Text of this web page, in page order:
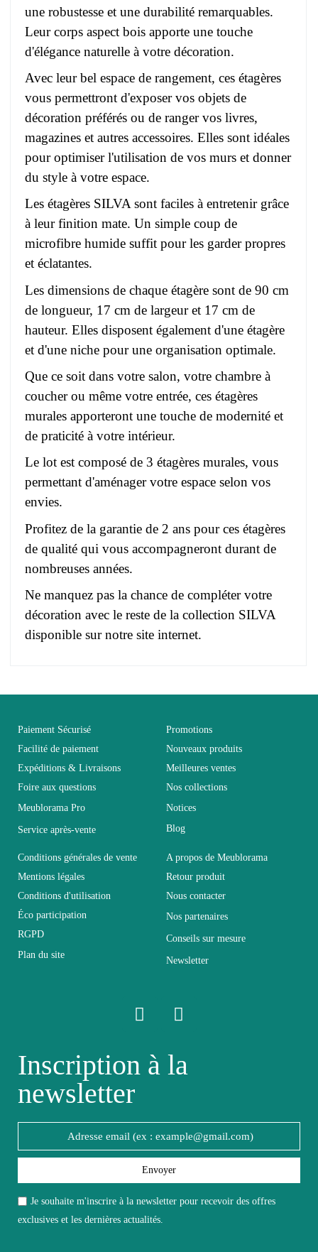
une robustesse et une durabilité remarquables.
Leur corps aspect bois apporte une touche
d'élégance naturelle à votre décoration.
Avec leur bel espace de rangement, ces étagères
vous permettront d'exposer vos objets de
décoration préférés ou de ranger vos livres,
magazines et autres accessoires. Elles sont idéales
pour optimiser l'utilisation de vos murs et donner
du style à votre espace.
Les étagères SILVA sont faciles à entretenir grâce
à leur finition mate. Un simple coup de
microfibre humide suffit pour les garder propres
et éclatantes.
Les dimensions de chaque étagère sont de 90 cm
de longueur, 17 cm de largeur et 17 cm de
hauteur. Elles disposent également d'une étagère
et d'une niche pour une organisation optimale.
Que ce soit dans votre salon, votre chambre à
coucher ou même votre entrée, ces étagères
murales apporteront une touche de modernité et
de praticité à votre intérieur.
Le lot est composé de 3 étagères murales, vous
permettant d'aménager votre espace selon vos
envies.
Profitez de la garantie de 2 ans pour ces étagères
de qualité qui vous accompagneront durant de
nombreuses années.
Ne manquez pas la chance de compléter votre
décoration avec le reste de la collection SILVA
disponible sur notre site internet.
Age Adulte et Enfant
Collection SILVA
Coloris Marron - Bois
Dimensions 90x17x17
Electrique Non électrique
Non Empilable
Garantie
17
Longueur 90
Vous devez vous connecter pour laisser un avis
Paiement Sécurisé
Facilité de paiement
Expéditions & Livraisons
Foire aux questions
Meublorama Pro
Service après-vente
Promotions
Nouveaux produits
Meilleures ventes
Nos collections
Notices
Blog
Conditions générales de vente
Mentions légales
Conditions d'utilisation
Éco participation
RGPD
Plan du site
A propos de Meublorama
Retour produit
Nous contacter
Nos partenaires
Conseils sur mesure
Newsletter
Inscription à la
newsletter
Envoyer
Je souhaite m'inscrire à la newsletter pour recevoir des offres
exclusives et les dernières actualités.